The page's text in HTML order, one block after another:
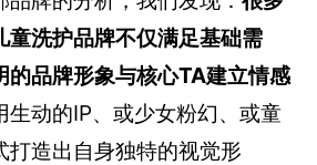
童洗护品牌不仅满足基础需
的品牌形象与核心TA建立情感
生动的IP、或少女粉幻、或童
打造出自身独特的视觉形